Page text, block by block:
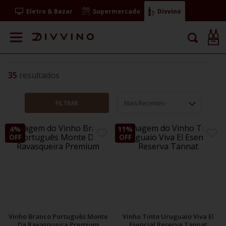
Eletro & Bazar Supermercado Divvino
35
FILTRAR Mais Recentes
4%
OFF
ADICIONE
Vinho Branco Português Monte
11%
OFF
Vinho Tinto Uruguaio Viva El